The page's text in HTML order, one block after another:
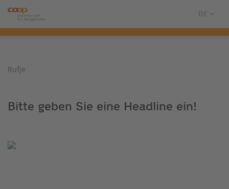
Rufje
Bitte geben Sie eine Headline ein!